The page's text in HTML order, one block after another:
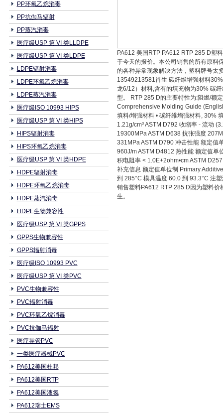
PP环氧乙烷消毒
PP抗伽马辐射
PP蒸汽消毒
医疗级USP 第 VI 类LLDPE
医疗级USP 第 VI 类LDPE
LDPE辐射消毒
LDPE环氧乙烷消毒
LDPE蒸汽消毒
医疗级ISO 10993 HIPS
医疗级USP 第 VI 类HIPS
HIPS辐射消毒
HIPS环氧乙烷消毒
医疗级USP 第 VI 类HDPE
HDPE辐射消毒
HDPE环氧乙烷消毒
HDPE蒸汽消毒
HDPE生物兼容性
医疗级USP 第 VI 类GPPS
GPPS生物兼容性
GPPS辐射消毒
医疗级ISO 10993 PVC
医疗级USP 第 VI 类PVC
PVC生物兼容性
PVC辐射消毒
PVC环氧乙烷消毒
PVC抗伽马辐射
医疗导管PVC
一类医疗器械PVC
PA612美国杜邦
PA612美国RTP
PA612美国液氮
PA612瑞士EMS
PA612 美国RTP PA612 RTP 285 D塑
于今天的报价。本公司销售的所有原料
的各种异常现象解决方法，塑料牌号太
13549213581肖生 碳纤维增强材料
龙6/12）材料,含有的填充物为30% 碳
型。 RTP 285 D的主要特性为:阻燃/额
Comprehensive Molding Guide
填料/增强材料 • 碳纤维增强材料, 30%
1.21g/cm³ ASTM D792 收缩率 - 流动
19300MPa ASTM D638 抗张强度
331MPa ASTM D790 冲击性能 额定值
960J/m ASTM D4812 热性能 额定值单
积电阻率 < 1.0E+2ohm•cm ASTM
补充信息 额定值单位制 Primary
到 285°C 模具温度 60.0 到 93.3°C 注
销售塑料PA612 RTP 285 D因为塑料
生。